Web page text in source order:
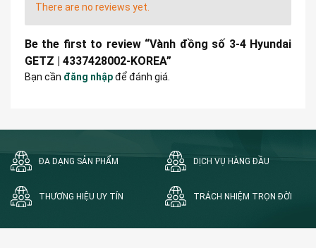
There are no reviews yet.
Be the first to review “Vành đồng số 3-4 Hyundai
GETZ | 4337428002-KOREA”
Bạn cần đăng nhậpđể đánh giá.
ĐA DẠNG SẢN PHẨM DỊCH VỤ HÀNG ĐẦU
THƯƠNG HIỆU UY TÍN TRÁCH NHIỆM TRỌN ĐỜI